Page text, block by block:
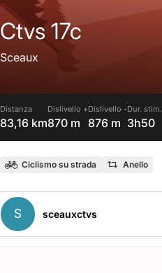
Ctvs 17c
Sceaux
Distanza
83,16 km
Dislivello +
870 m
Dislivello -
876 m
Dur. stim.
3h50
Ciclismo su strada Anello
S sceauxctvs